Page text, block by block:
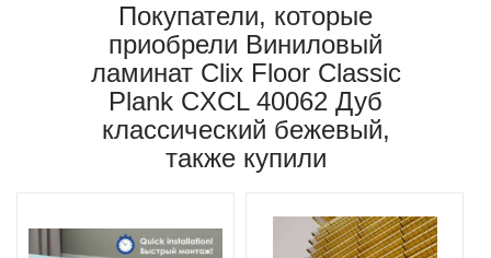
Покупатели, которые
приобрели Виниловый
ламинат Clix Floor Classic
Plank CXCL 40062 Дуб
классический бежевый,
также купили